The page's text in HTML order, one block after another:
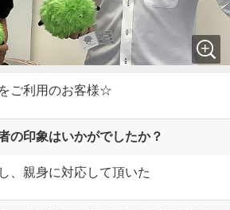
ご利用のお客様☆
の印象はいかがでしたか？
、親身に対応して頂いた